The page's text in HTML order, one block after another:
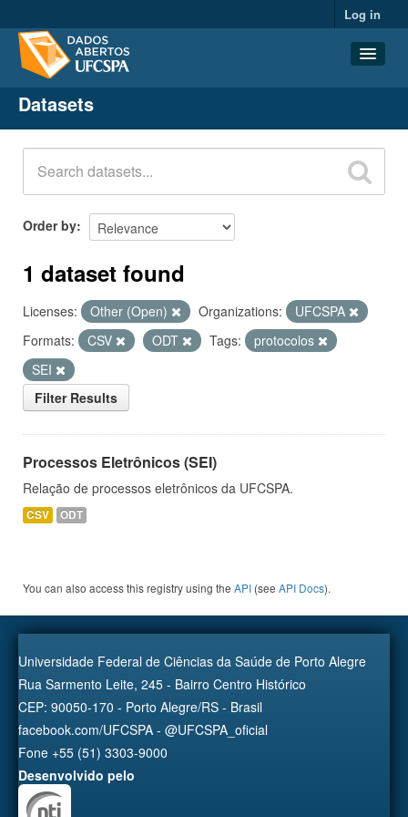
Log in
Datasets
Organizations
Groups
About
Datasets
Order by
1 dataset found
Licenses: Other (Open) Organizations:
UFCSPA
Formats:
CSV ODT Tags:
protocolos
SEI
Filter Results
Processos Eletrônicos (SEI)
Relação de processos eletrônicos da UFCSPA.
CSV ODT
You can also access this registry using the API (see API Docs).
Universidade Federal de Ciências da Saúde de Porto Alegre
Rua Sarmento Leite, 245 - Bairro Centro Histórico
CEP: 90050-170 - Porto Alegre/RS - Brasil
facebook.com/UFCSPA - @UFCSPA_oficial
Fone +55 (51) 3303-9000
Desenvolvido pelo